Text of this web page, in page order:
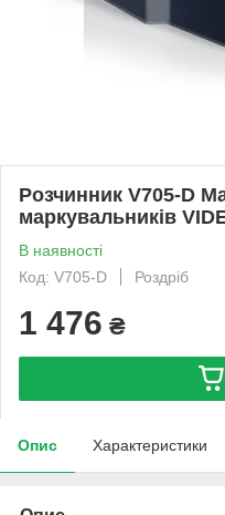
Розчинник V705-D
маркувальників
В наявності
Код: V705-D
Роздріб
1 476 ₴
Опис Характеристики